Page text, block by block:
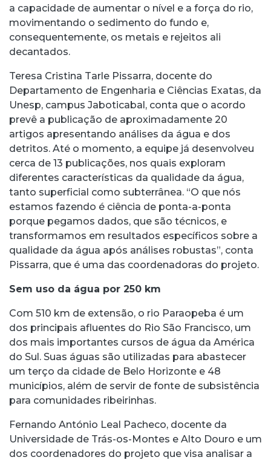
a capacidade de aumentar o nível e a força do rio,
movimentando o sedimento do fundo e,
consequentemente, os metais e rejeitos ali
decantados.
Teresa Cristina Tarle Pissarra, docente do
Departamento de Engenharia e Ciências Exatas, da
Unesp, campus Jaboticabal, conta que o acordo
prevê a publicação de aproximadamente 20
artigos apresentando análises da água e dos
detritos. Até o momento, a equipe já desenvolveu
cerca de 13 publicações, nos quais exploram
diferentes características da qualidade da água,
tanto superficial como subterrânea. “O que nós
estamos fazendo é ciência de ponta-a-ponta
porque pegamos dados, que são técnicos, e
transformamos em resultados específicos sobre a
qualidade da água após análises robustas”, conta
Pissarra, que é uma das coordenadoras do projeto.
Sem uso da água por 250 km
Com 510 km de extensão, o rio Paraopeba é um
dos principais afluentes do Rio São Francisco, um
dos mais importantes cursos de água da América
do Sul. Suas águas são utilizadas para abastecer
um terço da cidade de Belo Horizonte e 48
municípios, além de servir de fonte de subsistência
para comunidades ribeirinhas.
Fernando António Leal Pacheco, docente da
Universidade de Trás-os-Montes e Alto Douro e um
dos coordenadores do projeto que visa analisar a